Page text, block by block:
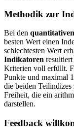
Methodik zur
Bei den
besten Wert einen
schlechtesten Wert
Indikatoren
Kriterien voll erfüllt.
Punkte und maximal
die beiden
Freiheit, die ein
darstellen.
Feedback